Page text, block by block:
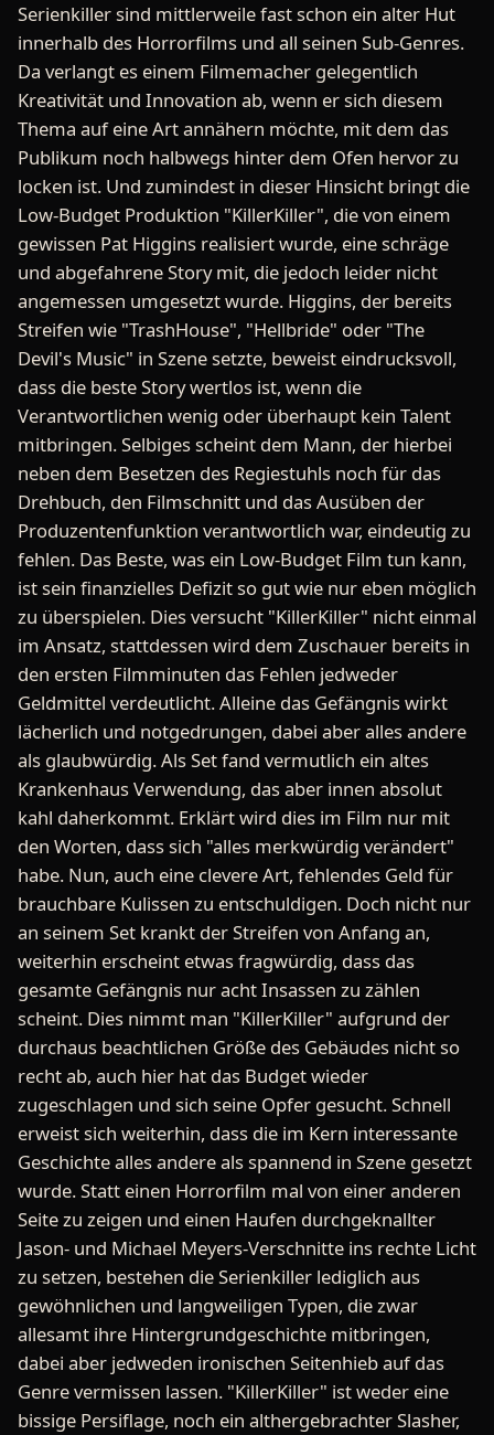
Serienkiller sind mittlerweile fast schon ein alter Hut
innerhalb des Horrorfilms und all seinen Sub-Genres.
Da verlangt es einem Filmemacher gelegentlich
Kreativität und Innovation ab, wenn er sich diesem
Thema auf eine Art annähern möchte, mit dem das
Publikum noch halbwegs hinter dem Ofen hervor zu
locken ist. Und zumindest in dieser Hinsicht bringt die
Low-Budget Produktion "KillerKiller", die von einem
gewissen Pat Higgins realisiert wurde, eine schräge
und abgefahrene Story mit, die jedoch leider nicht
angemessen umgesetzt wurde. Higgins, der bereits
Streifen wie "TrashHouse", "Hellbride" oder "The
Devil's Music" in Szene setzte, beweist eindrucksvoll,
dass die beste Story wertlos ist, wenn die
Verantwortlichen wenig oder überhaupt kein Talent
mitbringen. Selbiges scheint dem Mann, der hierbei
neben dem Besetzen des Regiestuhls noch für das
Drehbuch, den Filmschnitt und das Ausüben der
Produzentenfunktion verantwortlich war, eindeutig zu
fehlen. Das Beste, was ein Low-Budget Film tun kann,
ist sein finanzielles Defizit so gut wie nur eben möglich
zu überspielen. Dies versucht "KillerKiller" nicht einmal
im Ansatz, stattdessen wird dem Zuschauer bereits in
den ersten Filmminuten das Fehlen jedweder
Geldmittel verdeutlicht. Alleine das Gefängnis wirkt
lächerlich und notgedrungen, dabei aber alles andere
als glaubwürdig. Als Set fand vermutlich ein altes
Krankenhaus Verwendung, das aber innen absolut
kahl daherkommt. Erklärt wird dies im Film nur mit
den Worten, dass sich "alles merkwürdig verändert"
habe. Nun, auch eine clevere Art, fehlendes Geld für
brauchbare Kulissen zu entschuldigen. Doch nicht nur
an seinem Set krankt der Streifen von Anfang an,
weiterhin erscheint etwas fragwürdig, dass das
gesamte Gefängnis nur acht Insassen zu zählen
scheint. Dies nimmt man "KillerKiller" aufgrund der
durchaus beachtlichen Größe des Gebäudes nicht so
recht ab, auch hier hat das Budget wieder
zugeschlagen und sich seine Opfer gesucht. Schnell
erweist sich weiterhin, dass die im Kern interessante
Geschichte alles andere als spannend in Szene gesetzt
wurde. Statt einen Horrorfilm mal von einer anderen
Seite zu zeigen und einen Haufen durchgeknallter
Jason- und Michael Meyers-Verschnitte ins rechte Licht
zu setzen, bestehen die Serienkiller lediglich aus
gewöhnlichen und langweiligen Typen, die zwar
allesamt ihre Hintergrundgeschichte mitbringen,
dabei aber jedweden ironischen Seitenhieb auf das
Genre vermissen lassen. "KillerKiller" ist weder eine
bissige Persiflage, noch ein althergebrachter Slasher,